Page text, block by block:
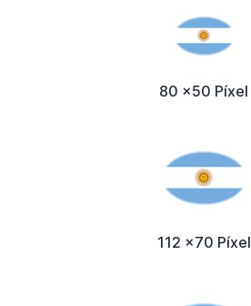
80 x50 Píxel
112 x70 Píxel